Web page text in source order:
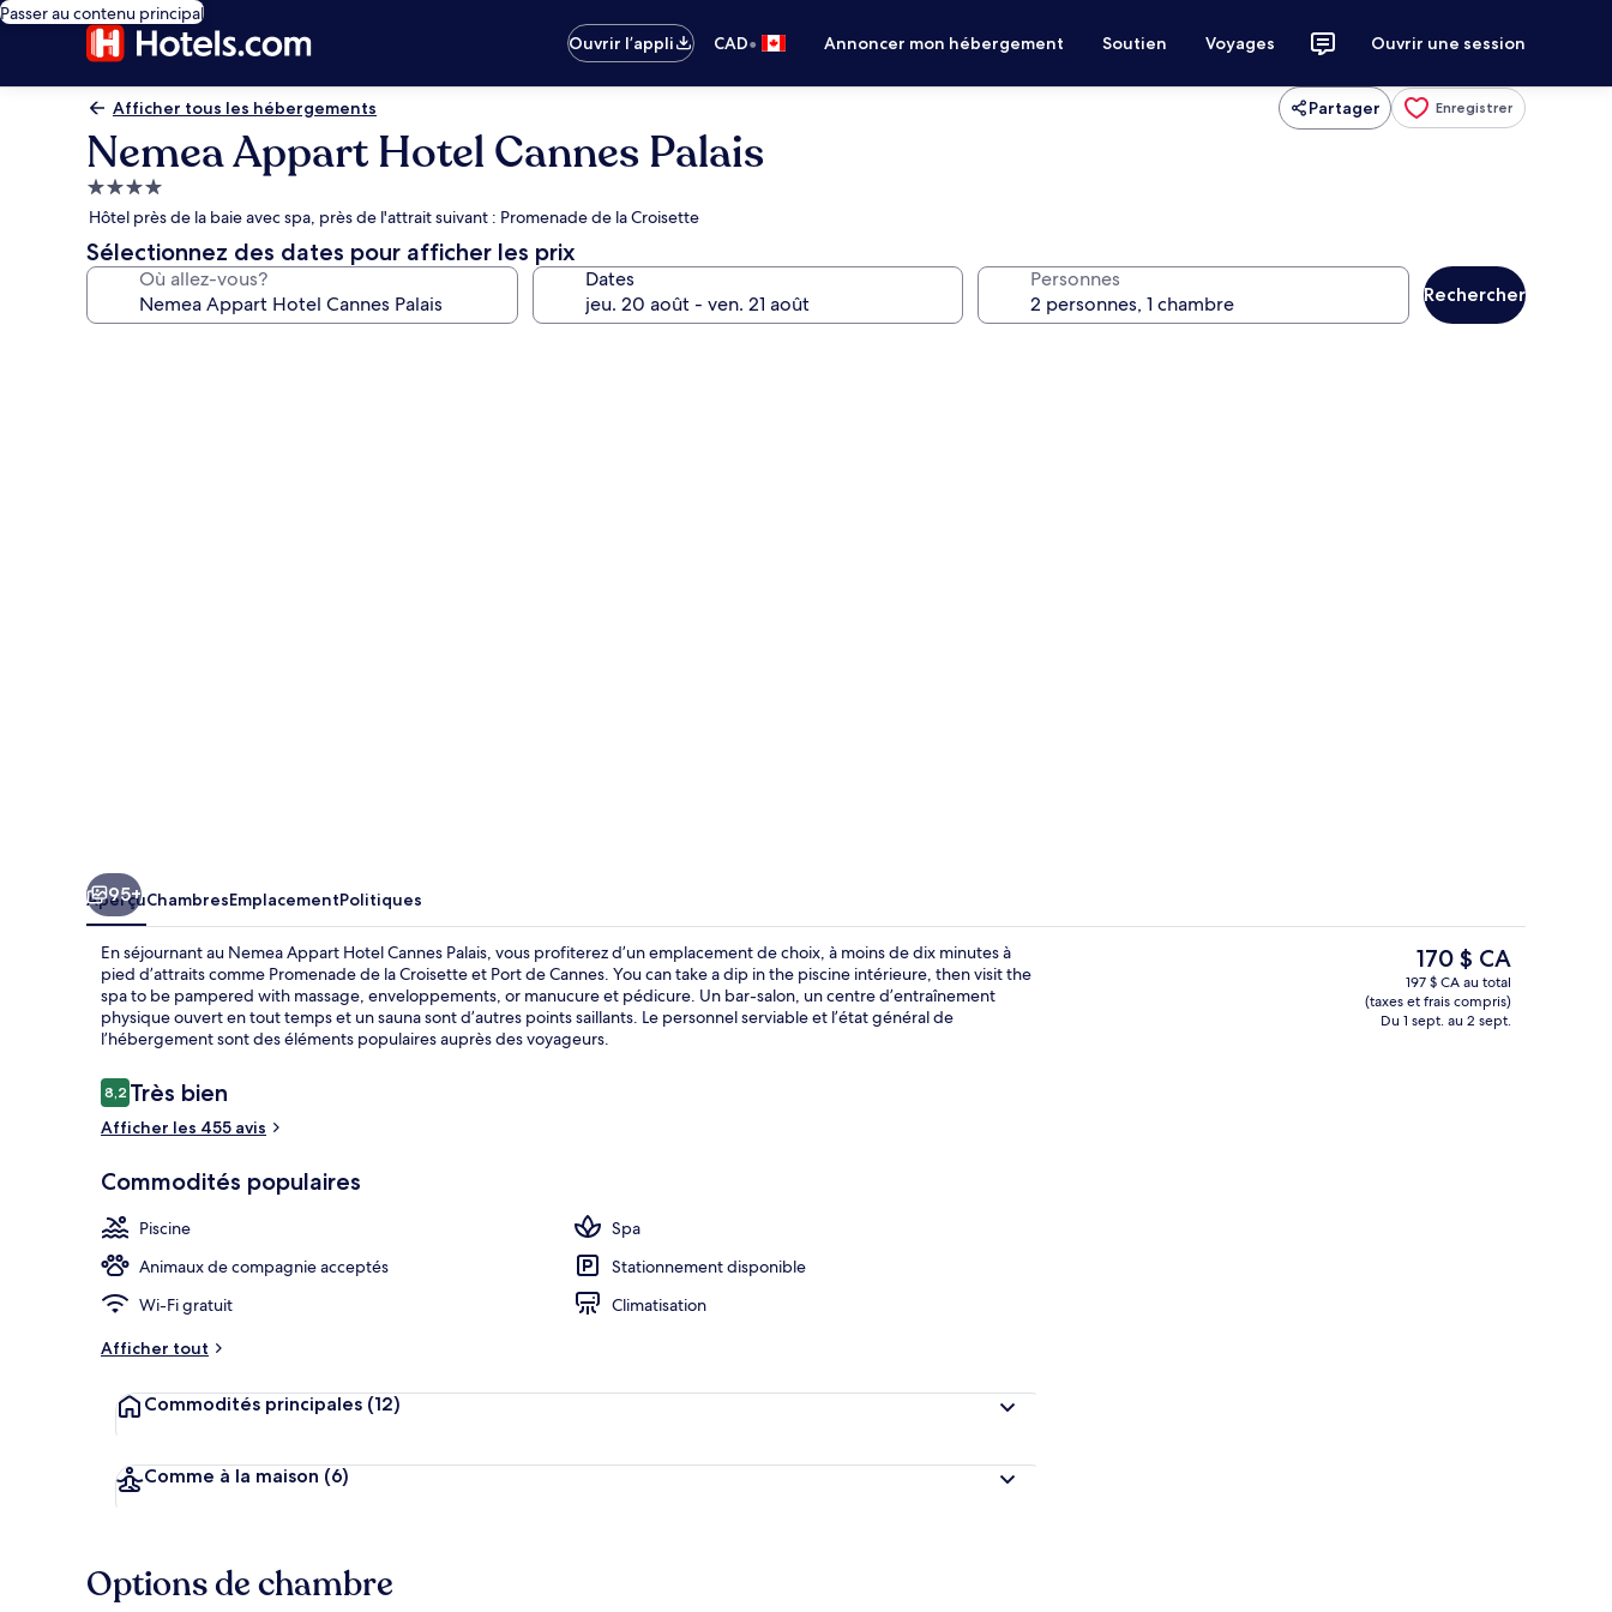
Passer au contenu principal
Ouvrir l’appli
CAD• Annoncer mon hébergement Soutien Voyages Ouvrir une session
Afficher tous les hébergements Partager Enregistrer
Nemea Appart Hotel Cannes Palais
Hébergement
4.0 étoiles
Hôtel près de la baie avec spa, près de l'attrait suivant : Promenade de la Croisette
Sélectionnez des dates pour afficher les prix
Où allez-vous? Dates Personnes
Rechercher
95+
AperçuChambresEmplacementPolitiques
En séjournant au Nemea Appart Hotel Cannes Palais, vous profiterez d’un emplacement de choix, à moins de dix minutes à
pied d’attraits comme Promenade de la Croisette et Port de Cannes. You can take a dip in the piscine intérieure, then visit the
spa to be pampered with massage, enveloppements, or manucure et pédicure. Un bar-salon, un centre d’entraînement
physique ouvert en tout temps et un sauna sont d’autres points saillants. Le personnel serviable et l’état général de
l’hébergement sont des éléments populaires auprès des voyageurs.
Avis
8,28,2 sur 10 –
Très bien
Afficher les 455 avis
Commodités populaires
Piscine
Spa
Animaux de compagnie acceptés
Stationnement disponible
Wi-Fi gratuit
Climatisation
Afficher tout
Commodités principales (12)
Comme à la maison (6)
Le
prix
actuel
est
170 $ CA
197 $ CA au total
(taxes et frais compris)
Du 1 sept. au 2 sept.
Options de chambre